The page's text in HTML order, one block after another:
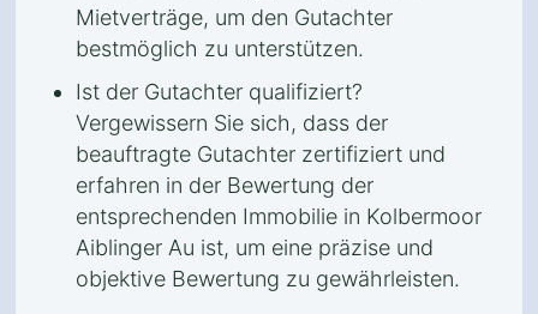
Mietverträge, um den Gutachter
bestmöglich zu unterstützen.
Ist der Gutachter qualifiziert?
Vergewissern Sie sich, dass der
beauftragte Gutachter zertifiziert und
erfahren in der Bewertung der
entsprechenden Immobilie in Kolbermoor
Aiblinger Au ist, um eine präzise und
objektive Bewertung zu gewährleisten.